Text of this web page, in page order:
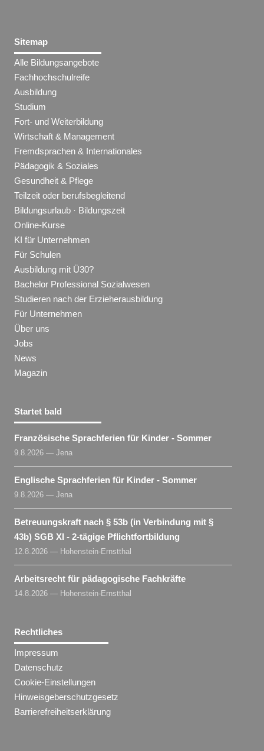
Sitemap
Alle Bildungsangebote
Fachhochschulreife
Ausbildung
Studium
Fort- und Weiterbildung
Wirtschaft & Management
Fremdsprachen & Internationales
Pädagogik & Soziales
Gesundheit & Pflege
Teilzeit oder berufsbegleitend
Bildungsurlaub · Bildungszeit
Online-Kurse
KI für Unternehmen
Für Schulen
Ausbildung mit Ü30?
Bachelor Professional Sozialwesen
Studieren nach der Erzieherausbildung
Für Unternehmen
Über uns
Jobs
News
Magazin
Startet bald
Französische Sprachferien für Kinder - Sommer
9.8.2026 — Jena
Englische Sprachferien für Kinder - Sommer
9.8.2026 — Jena
Betreuungskraft nach § 53b (in Verbindung mit §
43b) SGB XI - 2-tägige Pflichtfortbildung
12.8.2026 — Hohenstein-Ernstthal
Arbeitsrecht für pädagogische Fachkräfte
14.8.2026 — Hohenstein-Ernstthal
Rechtliches
Impressum
Datenschutz
Cookie-Einstellungen
Hinweisgeberschutzgesetz
Barrierefreiheitserklärung